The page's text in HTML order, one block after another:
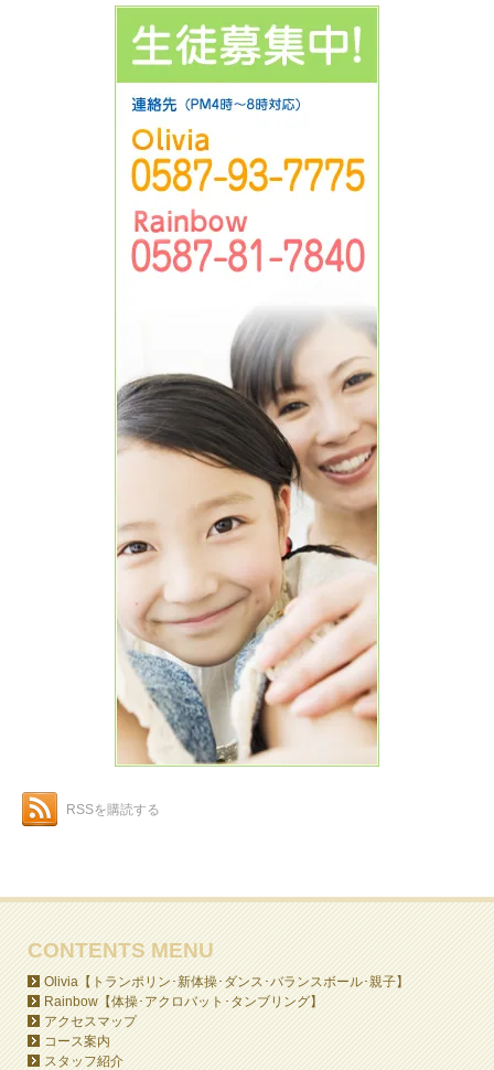
RSSを購読する
CONTENTS MENU
Olivia【トランポリン･新体操･ダンス･バランスボール･親子】
Rainbow【体操･アクロバット･タンブリング】
アクセスマップ
コース案内
スタッフ紹介